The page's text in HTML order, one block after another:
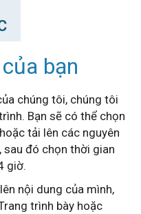
bạn
chúng tôi, chúng tôi
Bạn sẽ có thể chọn
tải lên các nguyên
đó chọn thời gian
giờ.
nội dung của mình,
trình bày hoặc